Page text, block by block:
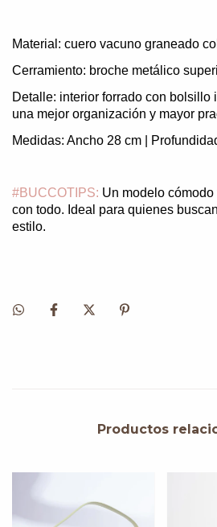
Material: cuero vacuno graneado
Cerramiento: broche metálico
Detalle: interior forrado con bolsillo
una mejor organización y mayor
Medidas: Ancho 28 cm |
#BUCCOTIPS: Un modelo
con todo. Ideal para quienes
estilo.
Productos